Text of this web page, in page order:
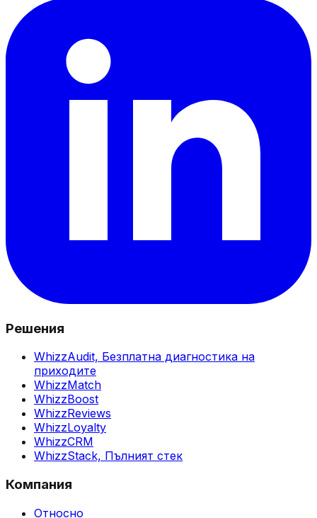
Решения
WhizzAudit, Безплатна диагностика на
приходите
WhizzMatch
WhizzBoost
WhizzReviews
WhizzLoyalty
WhizzCRM
WhizzStack, Пълният стек
Компания
Относно